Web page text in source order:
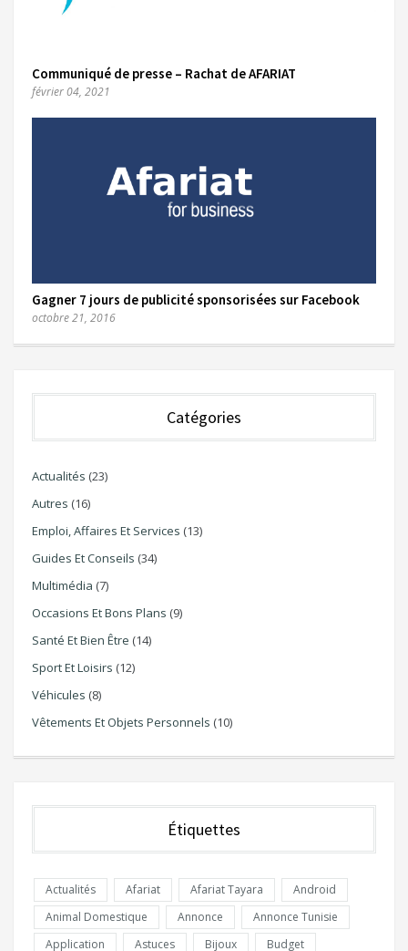
Communiqué de presse – Rachat de AFARIAT
février 04, 2021
Gagner 7 jours de publicité sponsorisées sur Facebook
octobre 21, 2016
Catégories
Actualités (23)
Autres (16)
Emploi, Affaires Et Services (13)
Guides Et Conseils (34)
Multimédia (7)
Occasions Et Bons Plans (9)
Santé Et Bien Être (14)
Sport Et Loisirs (12)
Véhicules (8)
Vêtements Et Objets Personnels (10)
Étiquettes
Actualités Afariat Afariat Tayara
Android
Animal Domestique
Annonce
Annonce Tunisie
Application
Astuces Bijoux Budget